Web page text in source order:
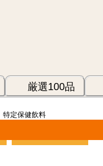
厳選100品
特定保健飲料